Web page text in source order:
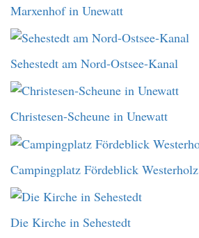
Marxenhof in Unewatt
Sehestedt am Nord-Ostsee-Kanal
Christesen-Scheune in Unewatt
Campingplatz Fördeblick Westerholz
Die Kirche in Sehestedt